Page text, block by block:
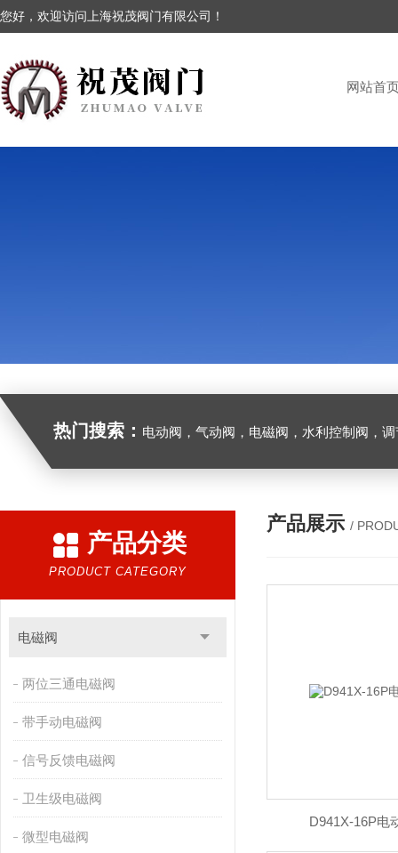
您好，欢迎访问上海祝茂阀门有限公司！
网站首
热门搜索： 电动阀，气动阀，电磁阀，水利控制阀，调节
产品分类
PRODUCT CATEGORY
电磁阀
两位三通电磁阀
带手动电磁阀
信号反馈电磁阀
卫生级电磁阀
微型电磁阀
产品展示 /
D941X-16P电